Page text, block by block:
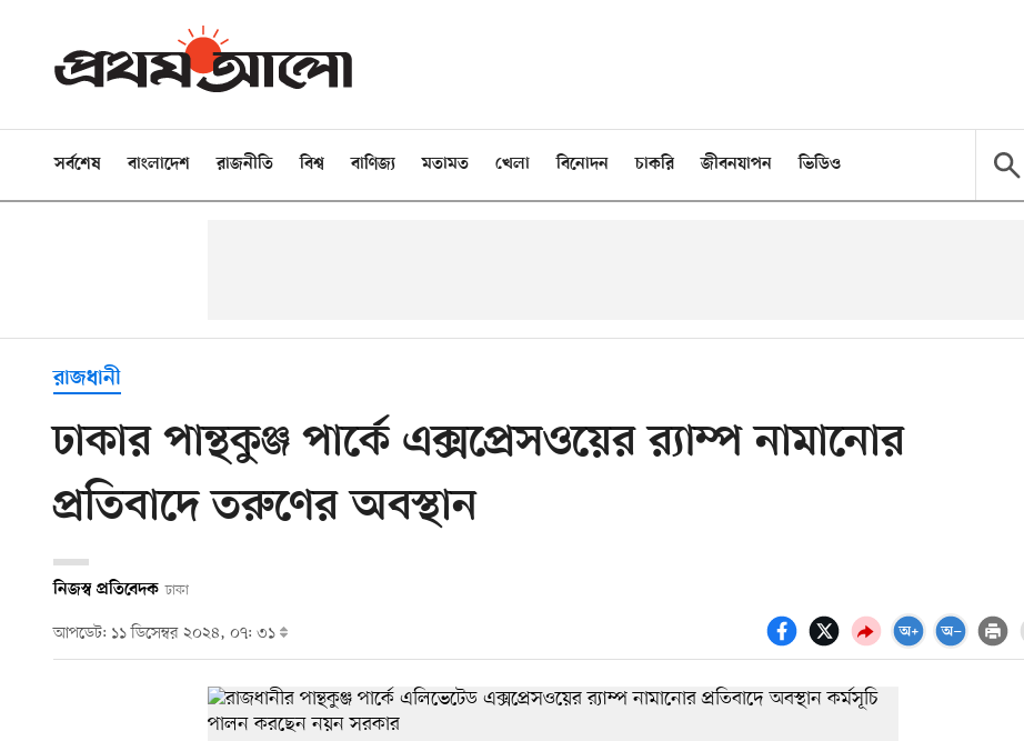
সর্বশেষ বাংলাদেশ রাজনীতি বিশ্ব বাণিজ্য মতামত খেলা বিনোদন চাকরি জীবনযাপন ভিডিও
রাজধানী
ঢাকার পান্থকুঞ্জ পার্কে এক্সপ্রেসওয়ের র‍্যাম্প নামানোর
প্রতিবাদে তরুণের অবস্থান
নিজস্ব প্রতিবেদক ঢাকা
আপডেট: ১১ ডিসেম্বর ২০২৪, ০৭: ৩১